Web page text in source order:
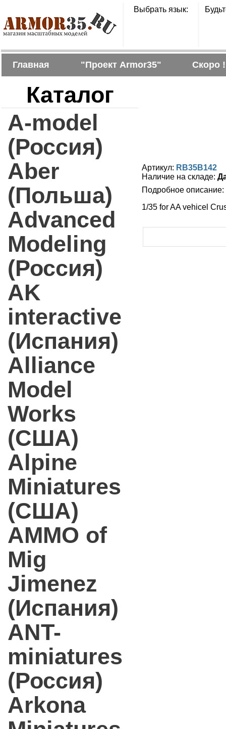
Выбрать язык:
Главная "Проект Armor35" Скоро !
Каталог
A-model
(Россия)
Aber
(Польша)
Advanced
Modeling
(Россия)
AK
interactive
(Испания)
Alliance
Model
Works
(США)
Alpine
Miniatures
(США)
AMMO of
Mig
Jimenez
(Испания)
ANT-
miniatures
(Россия)
Arkona
Артикул: RB35B142
Наличие на складе:
Подробное описание:
1/35 for AA vehicel